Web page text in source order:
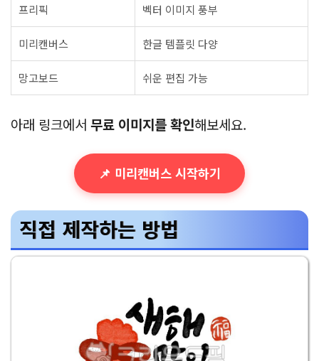
프리픽 벡터 이미지 풍부
미리캔버스 한글 템플릿 다양
망고보드 쉬운 편집 가능
아래 링크에서 무료 이미지를 확인해보세요.
📌 미리캔버스 시작하기
직접 제작하는 방법